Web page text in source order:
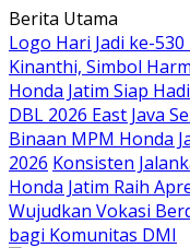
Langsung
ke
konten
Berita Utama
Logo Hari Jadi ke-
Kinanthi, Simbol
Honda Jatim Siap
DBL 2026 East Java
Binaan MPM Honda
2026 Konsisten
Honda Jatim Raih
Wujudkan Vokasi
bagi Komunitas DMI